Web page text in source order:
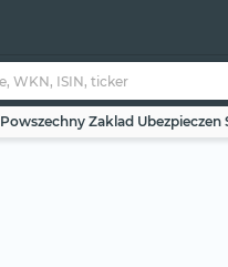
Powszechny Zaklad